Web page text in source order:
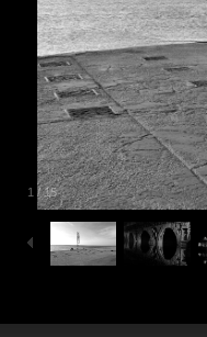
1 /15